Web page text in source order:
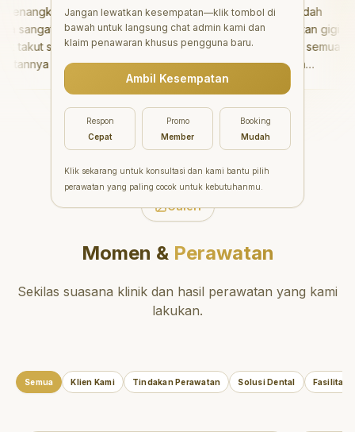
baik
sama
tidak
setelahnya.
"Aesthetic Pondok Indah
menawarkan perawatan gigi
yang luar biasa untuk semua
orang. Dokter giginya
profesional, ramah, dan
meluangkan waktu untuk
mengedukasi pasien tentang
kesehatan gigi dan mulut
yang baik. Klinik ini terletak di
daerah yang strategis,
sehingga nyaman untuk
direkomendasikan untuk
dan berkualitas!"
Galeri
Momen &Perawatan
Sekilas suasana klinik dan hasil perawatan yang kami
lakukan.
Semua Klien Kami Tindakan Perawatan Solusi Dental Fasilitas
Jangan lewatkan kesempatan—klik tombol di
bawah untuk langsung chat admin kami dan
klaim penawaran khusus pengguna baru.
Ambil Kesempatan
Respon
Cepat
Promo
Member
Booking
Mudah
Klik sekarang untuk konsultasi dan kami bantu pilih
perawatan yang paling cocok untuk kebutuhanmu.